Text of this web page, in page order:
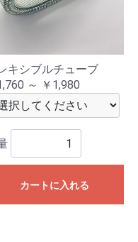
キシブルチューブ
～ ￥1,980
カートに入れる